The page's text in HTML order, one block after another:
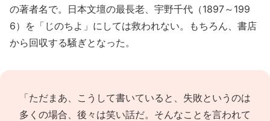
の著者名で。日本文壇の最長老、宇野千代（1897～199
6）を「じのちよ」にしては救われない。もちろん、書店
から回収する騒ぎとなった。
「ただまあ、こうして書いていると、失敗というのは
多くの場合、後々は笑い話だ。そんなことを言われて